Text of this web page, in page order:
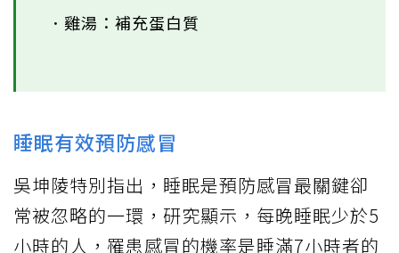
．雞湯：補充蛋白質
睡眠有效預防感冒
吳坤陵特別指出，睡眠是預防感冒最關鍵卻
常被忽略的一環，研究顯示，每晚睡眠少於5
小時的人，罹患感冒的機率是睡滿7小時者的